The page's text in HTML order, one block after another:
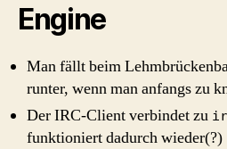
Engine
Man fällt beim
runter, wenn man anfangs zu
Der IRC-Client verbindet zu
funktioniert dadurch wieder(?)